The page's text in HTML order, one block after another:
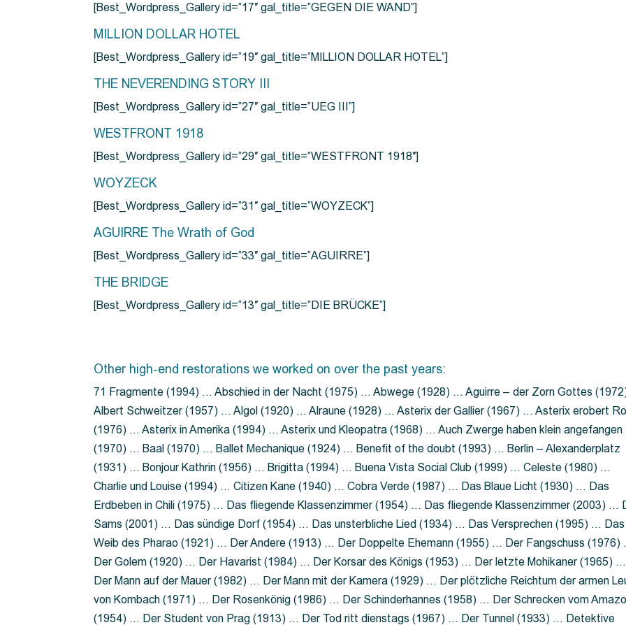
[Best_Wordpress_Gallery id=”17″ gal_title=”GEGEN DIE WAND”]
MILLION DOLLAR HOTEL
[Best_Wordpress_Gallery id=”19″ gal_title=”MILLION DOLLAR HOTEL”]
THE NEVERENDING STORY III
[Best_Wordpress_Gallery id=”27″ gal_title=”UEG III”]
WESTFRONT 1918
[Best_Wordpress_Gallery id=”29″ gal_title=”WESTFRONT 1918″]
WOYZECK
[Best_Wordpress_Gallery id=”31″ gal_title=”WOYZECK”]
AGUIRRE The Wrath of God
[Best_Wordpress_Gallery id=”33″ gal_title=”AGUIRRE”]
THE BRIDGE
[Best_Wordpress_Gallery id=”13″ gal_title=”DIE BRÜCKE”]
Other high-end restorations we worked on over the past years:
71 Fragmente (1994) … Abschied in der Nacht (1975) … Abwege (1928) … Aguirre – der Zorn Gottes
Albert Schweitzer (1957) … Algol (1920) … Alraune (1928) … Asterix der Gallier (1967) … Asterix erobert
(1976) … Asterix in Amerika (1994) … Asterix und Kleopatra (1968) … Auch Zwerge haben klein angefangen
(1970) … Baal (1970) … Ballet Mechanique (1924) … Benefit of the doubt (1993) … Berlin – Alexanderplatz
(1931) … Bonjour Kathrin (1956) … Brigitta (1994) … Buena Vista Social Club (1999) … Celeste (1980) …
Charlie und Louise (1994) … Citizen Kane (1940) … Cobra Verde (1987) … Das Blaue Licht (1930) … Das
Erdbeben in Chili (1975) … Das fliegende Klassenzimmer (1954) … Das fliegende Klassenzimmer (2003) …
Sams (2001) … Das sündige Dorf (1954) … Das unsterbliche Lied (1934) … Das Versprechen (1995) … Das
Weib des Pharao (1921) … Der Andere (1913) … Der Doppelte Ehemann (1955) … Der Fangschuss (1976)
Der Golem (1920) … Der Havarist (1984) … Der Korsar des Königs (1953) … Der letzte Mohikaner (1965) …
Der Mann auf der Mauer (1982) … Der Mann mit der Kamera (1929) … Der plötzliche Reichtum der armen
von Kombach (1971) … Der Rosenkönig (1986) … Der Schinderhannes (1958) … Der Schrecken vom
(1954) … Der Student von Prag (1913) … Der Tod ritt dienstags (1967) … Der Tunnel (1933) … Detektive